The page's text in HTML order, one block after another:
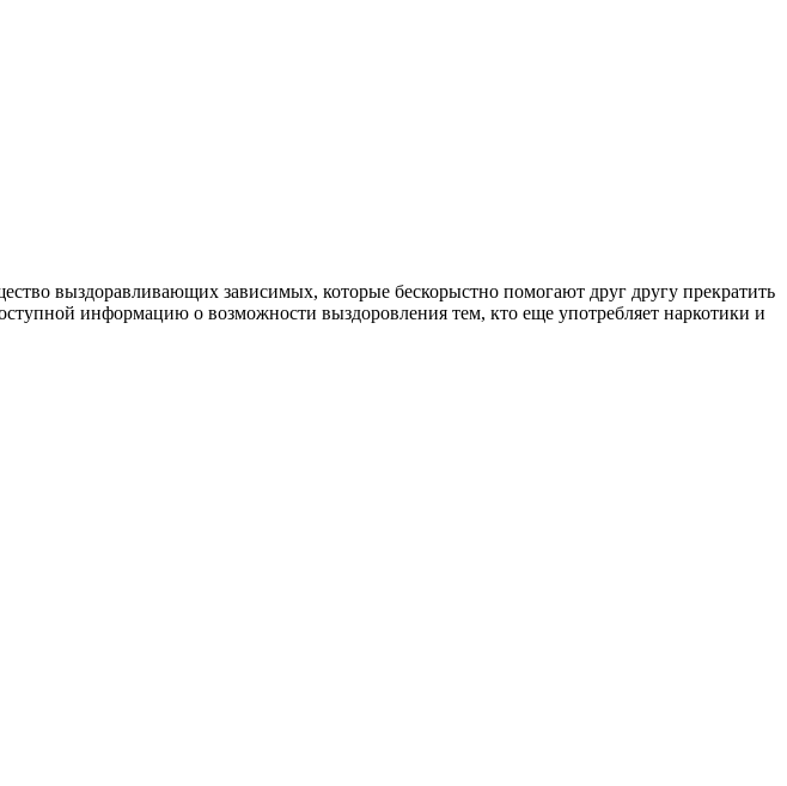
выздоравливающих зависимых, которые бескорыстно помогают друг другу прекратить
информацию о возможности выздоровления тем, кто еще употребляет наркотики и